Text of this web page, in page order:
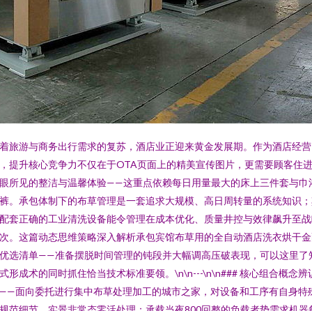
旅游与商务出行需求的复苏，酒店业正迎来黄金发展期。作为酒店经营
提升核心竞争力不仅在于OTA页面上的精美宣传图片，更需要顾客住
所见的整洁与温馨体验——这重点依赖每日用量最大的床上三件套与巾
。承包体制下的布草管理是一套追求大规模、高日周转量的系统知识
套正确的工业清洗设备能令管理在成本优化、质量井控与效律飙升至
。这篇动态思维策略深入解析承包宾馆布草用的全自动酒店洗衣烘干
选清单——准备摆脱时间管理的钝段并大幅调高压破表现，可以这里了
形成术的同时抓住恰当技术标准要领。\n\n---\n\n### 核心组合概念辨
面向委托进行集中布草处理加工的城市之家，对设备和工序有自身特